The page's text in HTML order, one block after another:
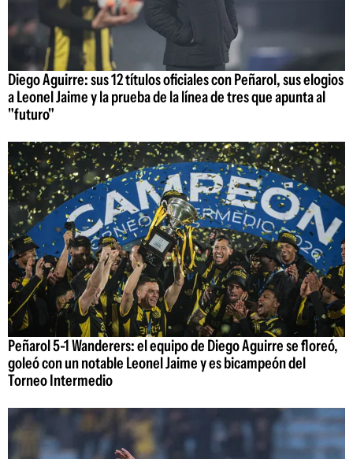
Diego Aguirre: sus 12 títulos oficiales con Peñarol, sus elogios
a Leonel Jaime y la prueba de la línea de tres que apunta al
"futuro"
Peñarol 5-1 Wanderers: el equipo de Diego Aguirre se floreó,
goleó con un notable Leonel Jaime y es bicampeón del
Torneo Intermedio